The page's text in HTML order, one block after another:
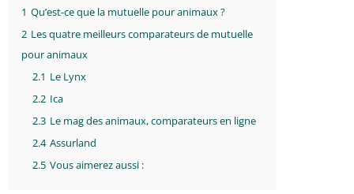
1 Qu’est-ce que la mutuelle pour animaux ?
2 Les quatre meilleurs comparateurs de mutuelle
pour animaux
2.1 Le Lynx
2.2 Ica
2.3 Le mag des animaux, comparateurs en ligne
2.4 Assurland
2.5 Vous aimerez aussi :